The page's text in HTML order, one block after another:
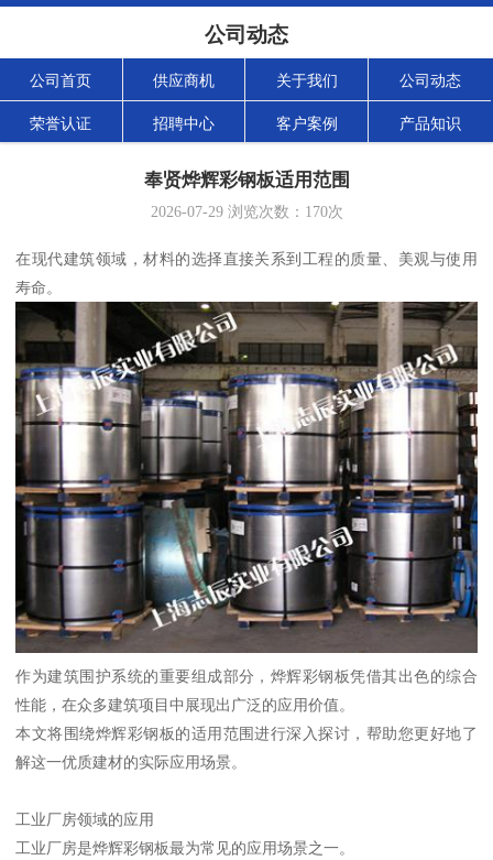
公司动态
公司首页 供应商机 关于我们 公司动态
荣誉认证 招聘中心 客户案例 产品知识
奉贤烨辉彩钢板适用范围
2026-07-29浏览次数： 170次
在现代建筑领域，材料的选择直接关系到工程的质量、美观与使用
寿命。
作为建筑围护系统的重要组成部分，烨辉彩钢板凭借其出色的综合
性能，在众多建筑项目中展现出广泛的应用价值。
本文将围绕烨辉彩钢板的适用范围进行深入探讨，帮助您更好地了
解这一优质建材的实际应用场景。
工业厂房领域的应用
工业厂房是烨辉彩钢板最为常见的应用场景之一。